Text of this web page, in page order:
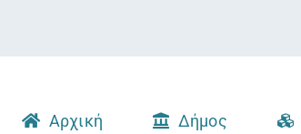
Αρχική Δήμος